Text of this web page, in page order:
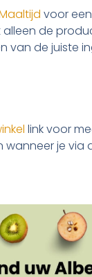
voor
alleen de
van de juiste
link voor
je via